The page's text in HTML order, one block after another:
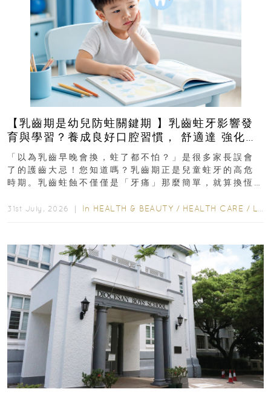
【乳齒期是幼兒防蛀關鍵期 】乳齒蛀牙影響發
育與學習？養成良好口腔習慣， 舒適達 強化琺
瑯質 兒童牙膏防護指南
「以為乳齒早晚會換，蛀了都不怕？」是很多家長誤會
了的護齒大忌！您知道嗎？乳齒期正是兒童蛀牙的高危
時期。乳齒蛀蝕不僅僅是「牙痛」那麼簡單，就算換恆
31st July, 2026 ｜ In HEALTH & BEAUTY / HEALTH CARE / LIFESTYLE